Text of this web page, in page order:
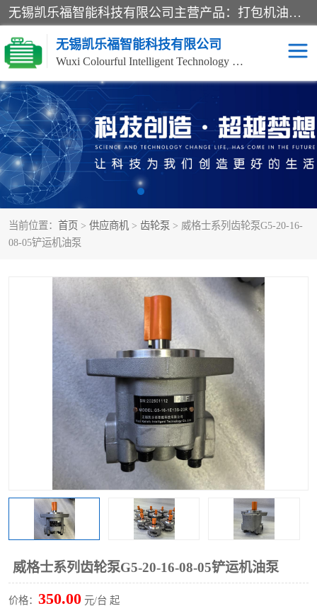
无锡凯乐福智能科技有限公司主营产品：打包机油泵、风冷式油冷却器、液压阀、液压泵、冷却器、过滤器及气动元器件。公司主导生产齿轮泵、齿轮马达、液压阀等产品。共计100多个系列、3000余种规格。覆盖了液压系统的动力元件、控制元件和执行元件，具备较强的成套供货、服务能力。
无锡凯乐福智能科技有限公司
Wuxi Colourful Intelligent Technology Co., Ltd
当前位置： 首页 > 供应商机 > 齿轮泵 > 威格士系列齿轮泵G5-20-16-
08-05铲运机油泵
威格士系列齿轮泵G5-20-16-08-05铲运机油泵
价格： 350.00 元/台 起
齿轮泵 机床冷却泵
风冷式油冷却器 叶片泵
液压马达
柱塞泵 方向阀
高压球阀 电机
列管式油冷却器